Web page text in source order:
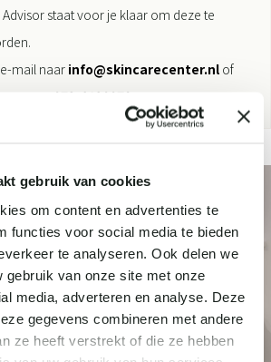
gebruik van cookies
om content en advertenties te
functies voor social media te bieden
te analyseren. Ook delen we
gebruik van onze site met onze
media, adverteren en analyse. Deze
gegevens combineren met andere
ze heeft verstrekt of die ze hebben
Advisor staat voor je klaar om deze te
mail naarinfo@skincarecenter.nl of
naar
073-6120078